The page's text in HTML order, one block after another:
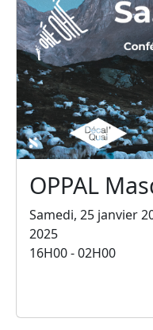
OPPAL
Samedi, 25 janvier
2025
16H00 - 02H00